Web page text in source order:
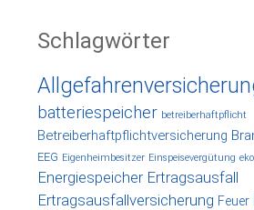
Schlagwörter
batteriespeicher betreiberhaftpflicht
Betreiberhaftpflichtversicherung
EEG Eigenheimbesitzer Einspeisevergütung
Energiespeicher Ertragsausfall
Ertragsausfallversicherung Feuer